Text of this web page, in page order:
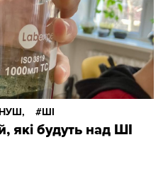
НУШ, ШІ
які будуть над ШІ